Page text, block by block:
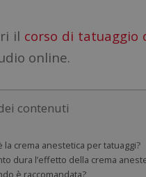
il corso di tatuaggio
online.
contenuti
la crema anestetica per tatuaggi?
dura l’effetto della crema